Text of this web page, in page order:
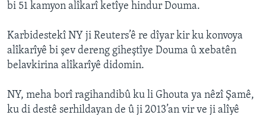
bi 51 kamyon alîkarî ketîye hindur Douma.
Karbidestekî NY ji Reuters’ê re dîyar kir ku konvoya
alîkarîyê bi şev dereng giheştîye Douma û xebatên
belavkirina alîkarîyê didomin.
NY, meha borî ragihandibû ku li Ghouta ya nêzî Şamê,
ku di destê serhildayan de û ji 2013’an vir ve ji alîyê